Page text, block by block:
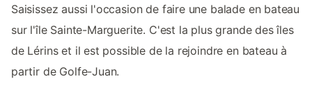
Saisissez aussi l'occasion de faire une balade en bateau
sur l'île Sainte-Marguerite. C'est la plus grande des îles
de Lérins et il est possible de la rejoindre en bateau à
partir de Golfe-Juan.